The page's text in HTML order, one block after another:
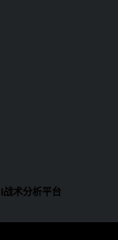
术分析平台